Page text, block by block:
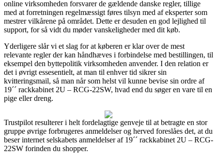
online virksomheden forsvarer de gældende danske regler, tillige
med at forretningen regelmæssigt føres tilsyn med af eksperter som
mestrer vilkårene på området. Dette er desuden en god lejlighed til
support, for så vidt du møder vanskeligheder med dit køb.
Yderligere slår vi et slag for at køberen er klar over de mest
relevante regler der kan håndhæves i forbindelse med bestillingen, til
eksempel den byttepolitik virksomheden anvender. I den relation er
det i øvrigt essesentielt, at man til enhver tid sikrer sin
kvitteringsmail, så man når som helst vil kunne bevise sin ordre af
19´´ rackkabinet 2U – RCG-22SW, hvad end du søger en vare til en
pige eller dreng.
Trustpilot resulterer i helt fordelagtige genveje til at betragte en stor
gruppe øvrige forbrugeres anmeldelser og herved foreslåes det, at du
beser internet selskabets anmeldelser af 19´´ rackkabinet 2U – RCG-
22SW forinden du shopper.